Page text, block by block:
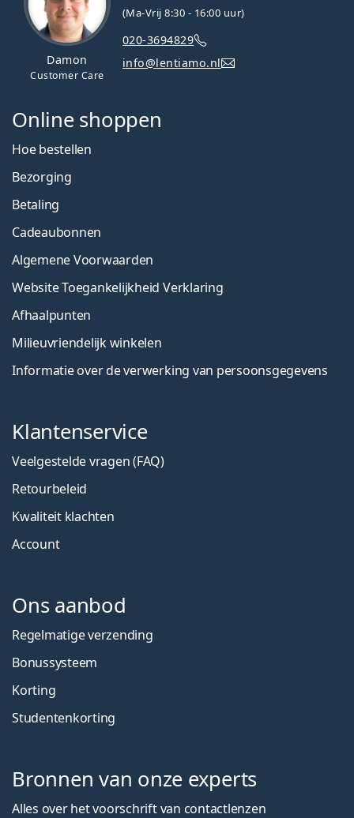
Damon
Customer Care
(Ma-Vrij 8:30 - 16:00 uur)
020-3694829
info@lentiamo.nl
Online shoppen
Hoe bestellen
Bezorging
Betaling
Cadeaubonnen
Algemene Voorwaarden
Website Toegankelijkheid Verklaring
Afhaalpunten
Milieuvriendelijk winkelen
Informatie over de verwerking van persoonsgegevens
Klantenservice
Veelgestelde vragen (FAQ)
Retourbeleid
Kwaliteit klachten
Account
Ons aanbod
Regelmatige verzending
Bonussysteem
Korting
Studentenkorting
Bronnen van onze experts
Alles over het voorschrift van contactlenzen